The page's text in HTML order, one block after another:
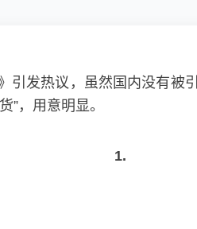
引发热议，虽然国内没有
”，用意明显。
1.